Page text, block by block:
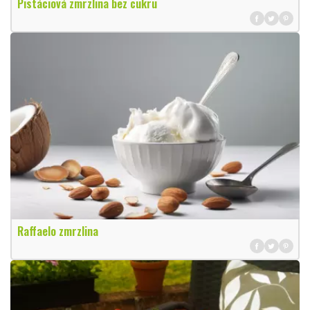
Pistáciová zmrzlina bez cukru
Raffaelo zmrzlina